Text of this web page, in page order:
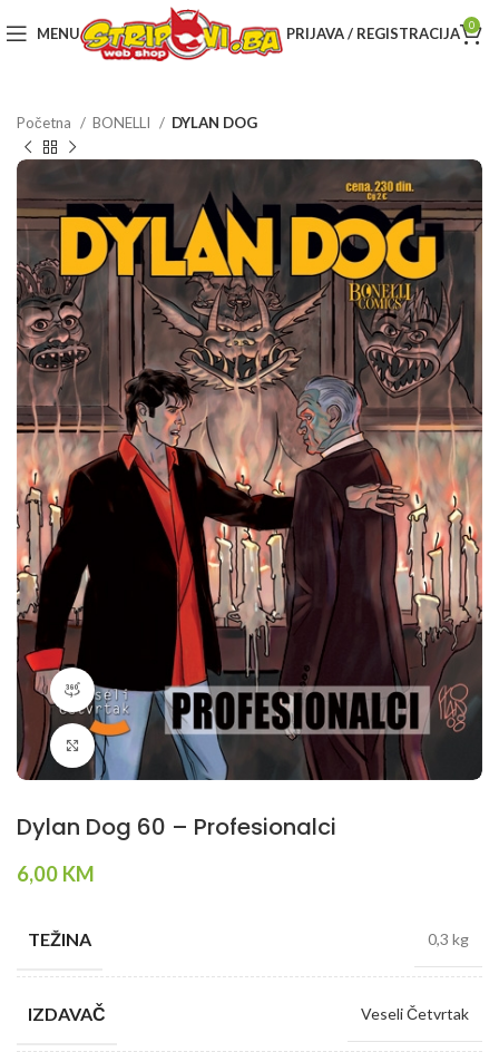
MENU PRIJAVA / REGISTRACIJA 0
Početna BONELLI DYLAN DOG
360 product view
Klikni da povečaš
Dylan Dog 60 – Profesionalci
6,00 KM
TEŽINA 0,3 kg
IZDAVAČ Veseli Četvrtak